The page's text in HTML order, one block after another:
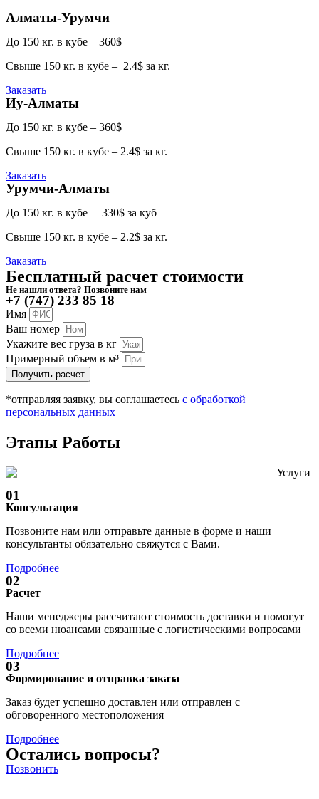
Алматы-Урумчи
До 150 кг. в кубе – 360$
Свыше 150 кг. в кубе – 2.4$ за кг.
Заказать
Иу-Алматы
До 150 кг. в кубе – 360$
Свыше 150 кг. в кубе – 2.4$ за кг.
Заказать
Урумчи-Алматы
До 150 кг. в кубе – 330$ за куб
Свыше 150 кг. в кубе – 2.2$ за кг.
Заказать
Бесплатный расчет стоимости
Не нашли ответа? Позвоните нам
+7 (747) 233 85 18
Имя
Ваш номер
Укажите вес груза в кг
Примерный объем в м³
Получить расчет
*отправляя заявку, вы соглашаетесь с обработкой
персональных данных
Этапы Работы
01
Консультация
Позвоните нам или отправьте данные в форме и наши
консультанты обязательно свяжутся с Вами.
Подробнее
02
Расчет
Наши менеджеры рассчитают стоимость доставки и помогут
со всеми нюансами связанные с логистическими вопросами
Подробнее
03
Формирование и отправка заказа
Заказ будет успешно доставлен или отправлен с
обговоренного местоположения
Подробнее
Остались вопросы?
Позвонить